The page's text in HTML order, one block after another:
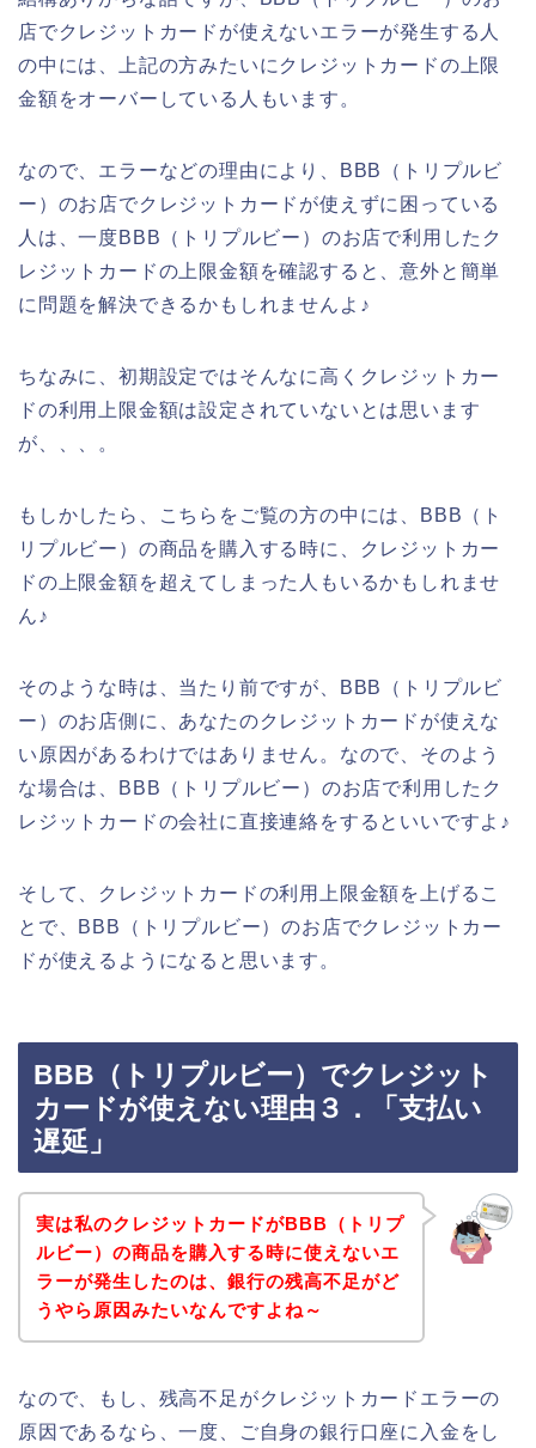
店でクレジットカードが使えないエラーが発生する人
の中には、上記の方みたいにクレジットカードの上限
金額をオーバーしている人もいます。
なので、エラーなどの理由により、BBB（トリプルビ
ー）のお店でクレジットカードが使えずに困っている
人は、一度BBB（トリプルビー）のお店で利用したク
レジットカードの上限金額を確認すると、意外と簡単
に問題を解決できるかもしれませんよ♪
ちなみに、初期設定ではそんなに高くクレジットカー
ドの利用上限金額は設定されていないとは思います
が、、、。
もしかしたら、こちらをご覧の方の中には、BBB（ト
リプルビー）の商品を購入する時に、クレジットカー
ドの上限金額を超えてしまった人もいるかもしれませ
ん♪
そのような時は、当たり前ですが、BBB（トリプルビ
ー）のお店側に、あなたのクレジットカードが使えな
い原因があるわけではありません。なので、そのよう
な場合は、BBB（トリプルビー）のお店で利用したク
レジットカードの会社に直接連絡をするといいですよ♪
そして、クレジットカードの利用上限金額を上げるこ
とで、BBB（トリプルビー）のお店でクレジットカー
ドが使えるようになると思います。
BBB（トリプルビー）でクレジット
カードが使えない理由３．「支払い
遅延」
実は私のクレジットカードがBBB（トリプ
ルビー）の商品を購入する時に使えないエ
ラーが発生したのは、銀行の残高不足がど
うやら原因みたいなんですよね～
なので、もし、残高不足がクレジットカードエラーの
原因であるなら、一度、ご自身の銀行口座に入金をし